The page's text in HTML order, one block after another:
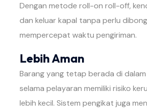
Dengan metode roll-on roll-off,
dan keluar kapal tanpa perlu
mempercepat waktu pengiriman.
Lebih Aman
Barang yang tetap berada di
selama pelayaran memiliki risiko
lebih kecil. Sistem pengikat juga